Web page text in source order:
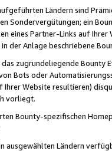
Ländern sind
Sondervergütungen; ein
eines Partner-Links auf
der Anlage beschriebene
zugrundeliegende Bounty
Bots oder
Ihrer Website resultieren)
vorliegt.
Bounty-spezifischen
ausgewählten Ländern